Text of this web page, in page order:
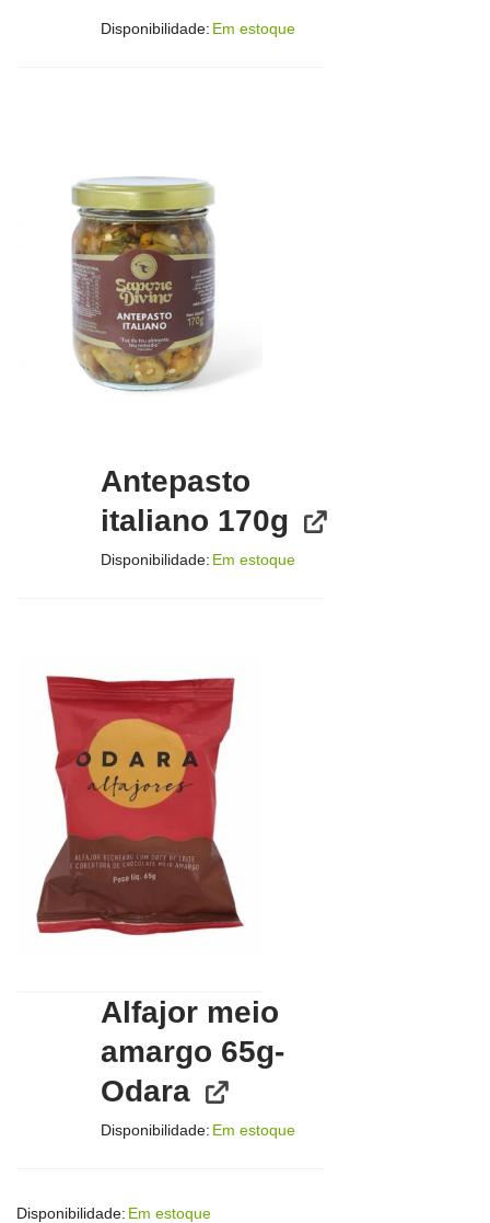
Disponibilidade: Em estoque
Antepasto
italiano 170g
Disponibilidade: Em estoque
Alfajor meio
amargo 65g-
Odara
Disponibilidade: Em estoque
Disponibilidade: Em estoque